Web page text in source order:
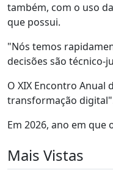
também, com o uso
que possui.
"Nós temos
decisões são técnico-
O XIX Encontro Anual
transformação
Em 2026, ano em que
Mais Vistas